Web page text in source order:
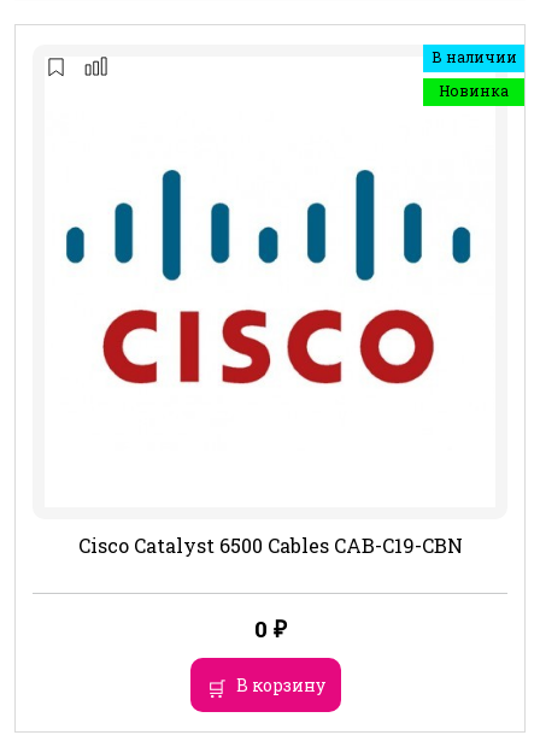
В наличии
Новинка
Cisco Catalyst 6500 Cables CAB-C19-CBN
0 ₽
В корзину